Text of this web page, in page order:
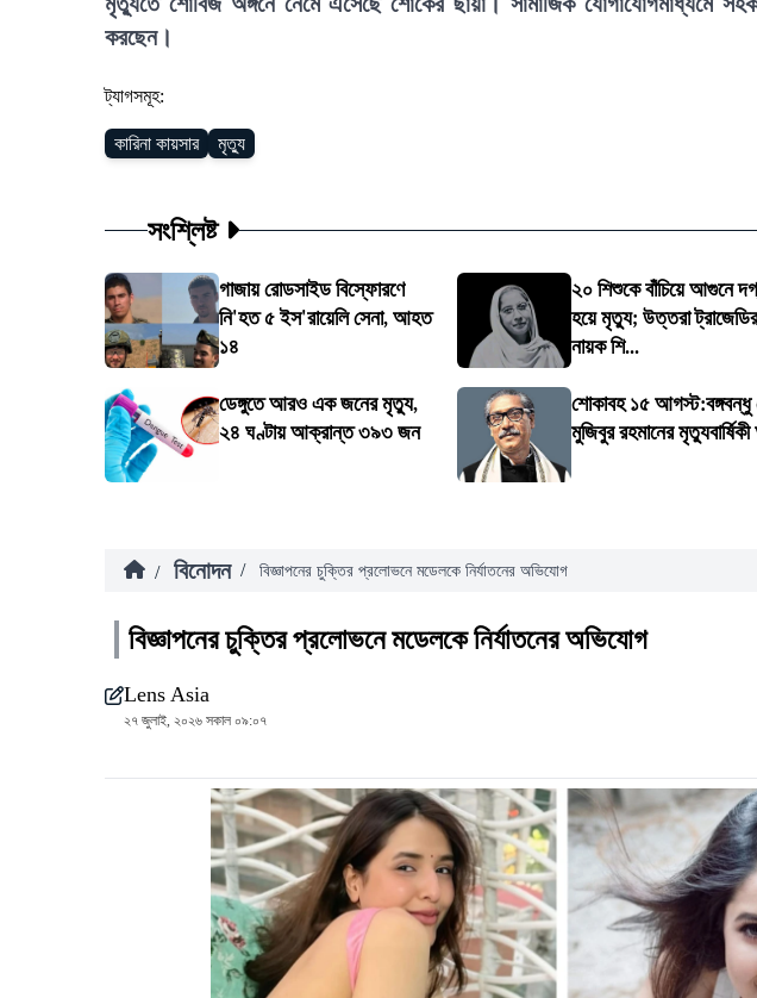
করছেন।
ট্যাগসমূহ:
কারিনা কায়সার মৃত্যু
সংশ্লিষ্ট
গাজায় রোডসাইড বিস্ফোরণে
নি'হত ৫ ইস'রায়েলি সেনা, আহত
১৪
২০ শিশুকে বাঁচিয়ে আগুনে
হয়ে মৃত্যু; উত্তরা ট্রাজেডির
নায়ক শি...
ডেঙ্গুতে আরও এক জনের মৃত্যু,
২৪ ঘণ্টায় আক্রান্ত ৩৯৩ জন
শোকাবহ ১৫ আগস্ট:বঙ্গবন্ধু
মুজিবুর রহমানের
/ বিনোদন / বিজ্ঞাপনের চুক্তির প্রলোভনে মডেলকে নির্যাতনের অভিযোগ
বিজ্ঞাপনের চুক্তির প্রলোভনে মডেলকে নির্যাতনের অভিযোগ
Lens Asia
২৭ জুলাই, ২০২৬ সকাল ০৯:০৭